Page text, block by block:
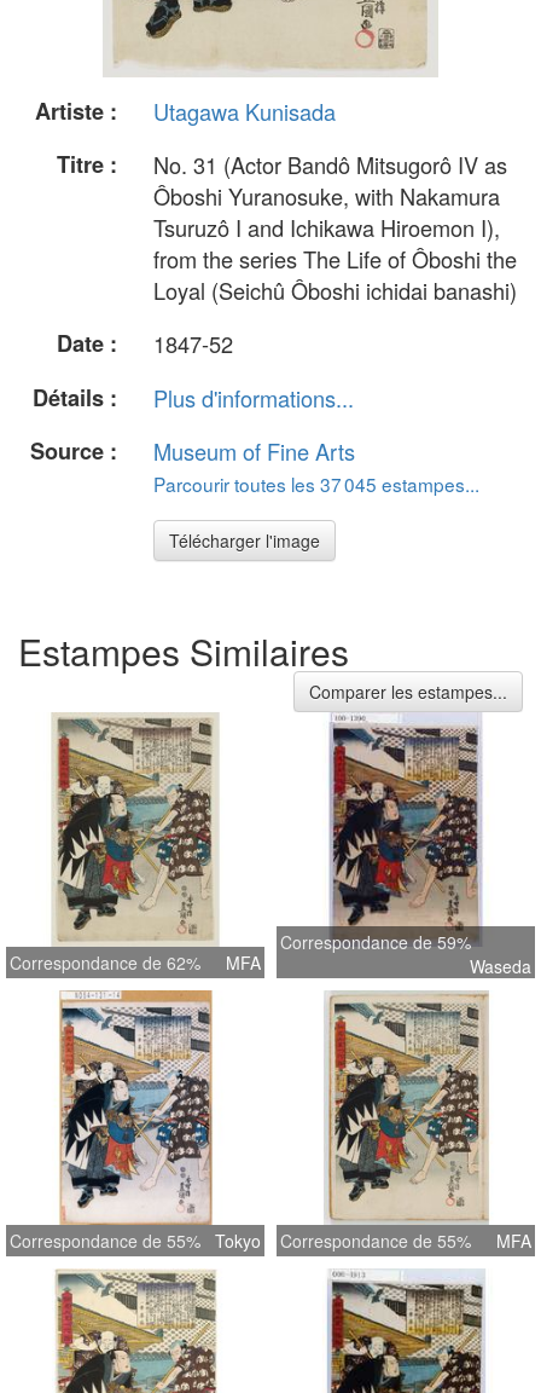
Artiste :
Utagawa Kunisada
Titre :
No. 31 (Actor Bandô Mitsugorô IV as
Ôboshi Yuranosuke, with Nakamura
Tsuruzô I and Ichikawa Hiroemon I),
from the series The Life of Ôboshi the
Loyal (Seichû Ôboshi ichidai banashi)
Date :
1847-52
Détails :
Plus d'informations...
Source :
Museum of Fine Arts
Parcourir toutes les 37 045 estampes...
Télécharger l'image
Estampes Similaires
Comparer les estampes...
Correspondance de 62% MFA
Correspondance de 59%
Waseda
Correspondance de 55% Tokyo Correspondance de 55% MFA